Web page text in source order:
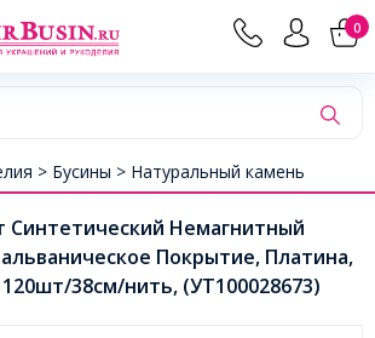
0
> Бусины > Натуральный камень
Синтетический Немагнитный
Покрытие, Платина,
38см/нить, (УТ100028673)